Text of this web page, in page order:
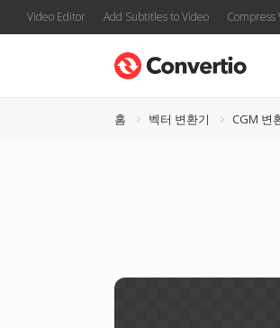
Video Editor Add Subtitles to Video Compress
홈 벡터 변환기 CGM 변